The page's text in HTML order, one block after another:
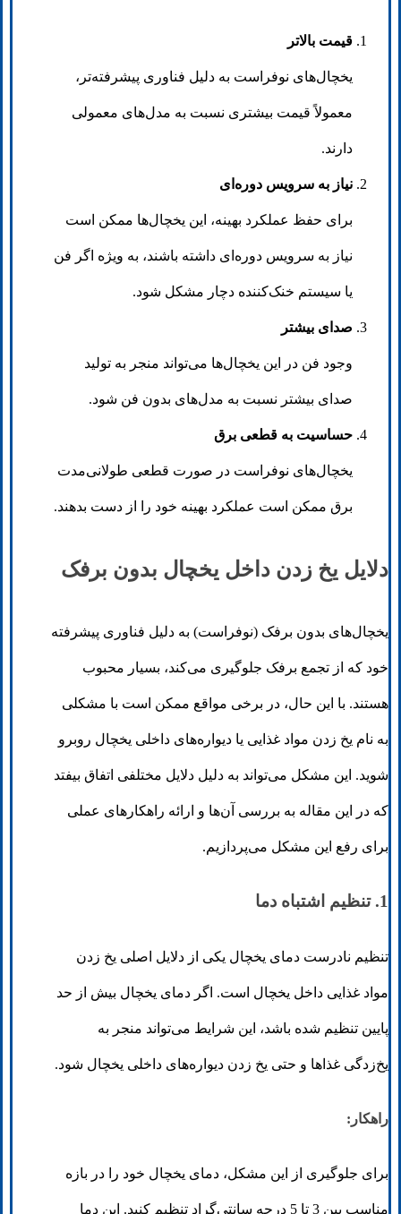
قیمت بالاتر
یخچال‌های نوفراست به دلیل فناوری پیشرفته‌تر،
معمولاً قیمت بیشتری نسبت به مدل‌های معمولی
دارند.
نیاز به سرویس دوره‌ای
برای حفظ عملکرد بهینه، این یخچال‌ها ممکن است
نیاز به سرویس دوره‌ای داشته باشند، به ویژه اگر فن
یا سیستم خنک‌کننده دچار مشکل شود.
صدای بیشتر
وجود فن در این یخچال‌ها می‌تواند منجر به تولید
صدای بیشتر نسبت به مدل‌های بدون فن شود.
حساسیت به قطعی برق
یخچال‌های نوفراست در صورت قطعی طولانی‌مدت
برق ممکن است عملکرد بهینه خود را از دست بدهند.
دلایل یخ زدن داخل یخچال بدون برفک
یخچال‌های بدون برفک (نوفراست) به دلیل فناوری پیشرفته
خود که از تجمع برفک جلوگیری می‌کند، بسیار محبوب
هستند. با این حال، در برخی مواقع ممکن است با مشکلی
به نام یخ زدن مواد غذایی یا دیواره‌های داخلی یخچال روبرو
شوید. این مشکل می‌تواند به دلیل دلایل مختلفی اتفاق بیفتد
که در این مقاله به بررسی آن‌ها و ارائه راهکارهای عملی
برای رفع این مشکل می‌پردازیم.
1. تنظیم اشتباه دما
تنظیم نادرست دمای یخچال یکی از دلایل اصلی یخ زدن
مواد غذایی داخل یخچال است. اگر دمای یخچال بیش از حد
پایین تنظیم شده باشد، این شرایط می‌تواند منجر به
یخ‌زدگی غذاها و حتی یخ زدن دیواره‌های داخلی یخچال شود.
راهکار:
برای جلوگیری از این مشکل، دمای یخچال خود را در بازه
مناسب بین 3 تا 5 درجه سانتی‌گراد تنظیم کنید. این دما